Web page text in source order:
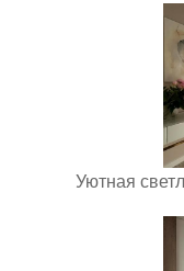
Уютная